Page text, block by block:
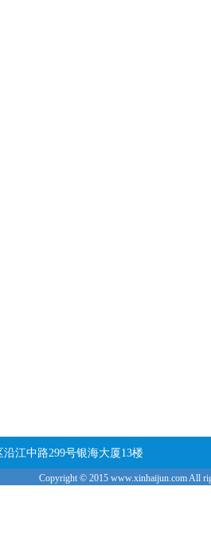
Copyright © 2015 www.xinhaijun.comAll
沿江中路299号银海大厦13楼